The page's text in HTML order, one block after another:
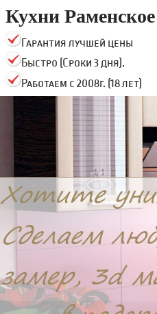
Кухни Раменское
Гарантия лучшей цены
Быстро (Сроки 3 дня).
Работаем с 2008г. (18 лет)